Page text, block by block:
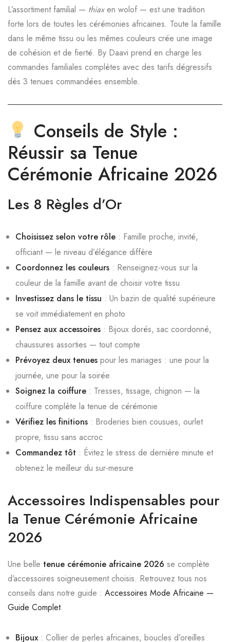
L’assortiment familial — thiaxen wolof — est une tradition
forte lors de toutes les cérémonies africaines. Toute la famille
dans le même tissu ou les mêmes couleurs crée une image
de cohésion et de fierté. By Daavi prend en charge les
commandes familiales complètes avec des tarifs dégressifs
dès 3 tenues commandées ensemble.
Conseils de Style :
Réussir sa Tenue
Cérémonie Africaine 2026
Les 8 Règles d’Or
Choisissez selon votre rôle : Famille proche, invité,
officiant — le niveau d’élégance diffère
Coordonnez les couleurs : Renseignez-vous sur la
couleur de la famille avant de choisir votre tissu
Investissez dans le tissu : Un bazin de qualité supérieure
se voit immédiatement en photo
Pensez aux accessoires : Bijoux dorés, sac coordonné,
chaussures assorties — tout compte
Prévoyez deux tenues pour les mariages : une pour la
journée, une pour la soirée
Soignez la coiffure : Tresses, tissage, chignon — la
coiffure complète la tenue de cérémonie
Vérifiez les finitions : Broderies bien cousues, ourlet
propre, tissu sans accroc
Commandez tôt : Évitez le stress de dernière minute et
obtenez le meilleur du sur-mesure
Accessoires Indispensables pour
la Tenue Cérémonie Africaine
2026
Une belle tenue cérémonie africaine 2026 se complète
d’accessoires soigneusement choisis. Retrouvez tous nos
conseils dans notre guide : Accessoires Mode Africaine —
Guide Complet.
Bijoux: Collier de perles africaines, boucles d’oreilles